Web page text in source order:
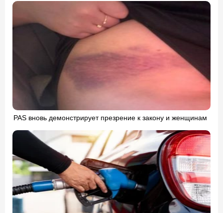
PAS вновь демонстрирует презрение к закону и женщинам